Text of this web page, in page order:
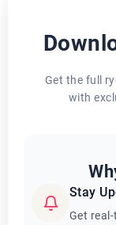
Get the full
with
Stay
Get